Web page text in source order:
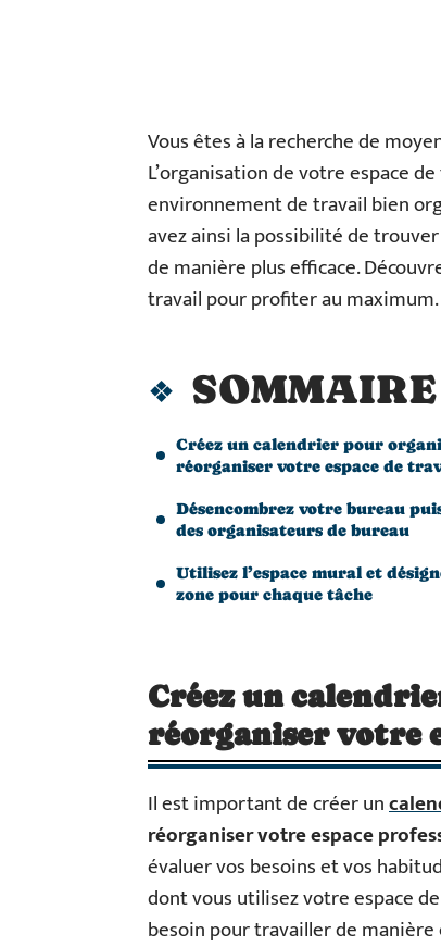
Vous êtes à la recherche de
L’organisation de votre espace
environnement de travail bien
avez ainsi la possibilité de
de manière plus efficace.
travail pour profiter au maximum.
SOMMAIRE
Créez un calendrier pour
réorganiser votre espace de
Désencombrez votre bureau
des organisateurs de bureau
Utilisez l’espace mural et
zone pour chaque tâche
Créez un
réorganiser votre
Il est important de créer un
réorganiser votre espace
évaluer vos besoins et vos
dont vous utilisez votre espace
besoin pour travailler de